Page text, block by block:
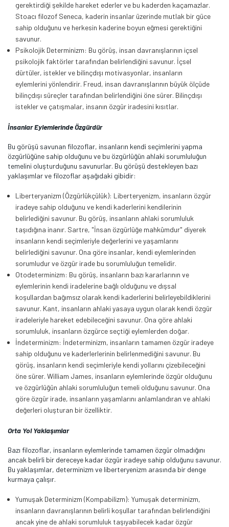
gerektirdiği şekilde hareket ederler ve bu kaderden kaçamazlar.
Stoacı filozof Seneca, kaderin insanlar üzerinde mutlak bir güce
sahip olduğunu ve herkesin kaderine boyun eğmesi gerektiğini
savunur.
Psikolojik Determinizm: Bu görüş, insan davranışlarının içsel
psikolojik faktörler tarafından belirlendiğini savunur. İçsel
dürtüler, istekler ve bilinçdışı motivasyonlar, insanların
eylemlerini yönlendirir. Freud, insan davranışlarının büyük ölçüde
bilinçdışı süreçler tarafından belirlendiğini öne sürer. Bilinçdışı
istekler ve çatışmalar, insanın özgür iradesini kısıtlar.
İnsanlar Eylemlerinde Özgürdür
Bu görüşü savunan filozoflar, insanların kendi seçimlerini yapma
özgürlüğüne sahip olduğunu ve bu özgürlüğün ahlaki sorumluluğun
temelini oluşturduğunu savunurlar. Bu görüşü destekleyen bazı
yaklaşımlar ve filozoflar aşağıdaki gibidir:
Liberteryanizm (Özgürlükçülük): Liberteryenizm, insanların özgür
iradeye sahip olduğunu ve kendi kaderlerini kendilerinin
belirlediğini savunur. Bu görüş, insanların ahlaki sorumluluk
taşıdığına inanır. Sartre, "İnsan özgürlüğe mahkûmdur" diyerek
insanların kendi seçimleriyle değerlerini ve yaşamlarını
belirlediğini savunur. Ona göre insanlar, kendi eylemlerinden
sorumludur ve özgür irade bu sorumluluğun temelidir.
Otodeterminizm: Bu görüş, insanların bazı kararlarının ve
eylemlerinin kendi iradelerine bağlı olduğunu ve dışsal
koşullardan bağımsız olarak kendi kaderlerini belirleyebildiklerini
savunur. Kant, insanların ahlaki yasaya uygun olarak kendi özgür
iradeleriyle hareket edebileceğini savunur. Ona göre ahlaki
sorumluluk, insanların özgürce seçtiği eylemlerden doğar.
İndeterminizm: İndeterminizm, insanların tamamen özgür iradeye
sahip olduğunu ve kaderlerlerinin belirlenmediğini savunur. Bu
görüş, insanların kendi seçimleriyle kendi yollarını çizebileceğini
öne sürer. William James, insanların eylemlerinde özgür olduğunu
ve özgürlüğün ahlaki sorumluluğun temeli olduğunu savunur. Ona
göre özgür irade, insanların yaşamlarını anlamlandıran ve ahlaki
değerleri oluşturan bir özelliktir.
Orta Yol Yaklaşımlar
Bazı filozoflar, insanların eylemlerinde tamamen özgür olmadığını
ancak belirli bir dereceye kadar özgür iradeye sahip olduğunu savunur.
Bu yaklaşımlar, determinizm ve liberteryenizm arasında bir denge
kurmaya çalışır.
Yumuşak Determinizm (Kompabilizm): Yumuşak determinizm,
insanların davranışlarının belirli koşullar tarafından belirlendiğini
ancak yine de ahlaki sorumluluk taşıyabilecek kadar özgür